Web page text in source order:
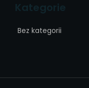
Kategorie
Bez kategorii